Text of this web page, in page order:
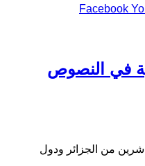
Facebook
في النصوص
من الجزائر ودول